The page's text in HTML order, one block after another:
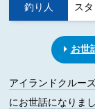
釣り人 ス
お世
アイランドクルー
にお世話になりま